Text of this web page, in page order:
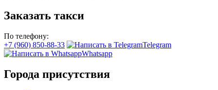
Заказать такси
По телефону:
+7 (960) 850-88-33
Telegram
Whatsapp
Города присутствия